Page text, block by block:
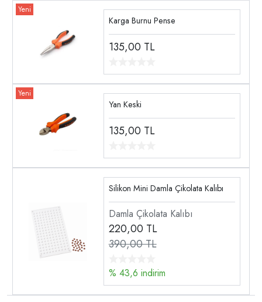
Karga Burnu Pense
135,00 TL
Yan Keski
135,00 TL
Silikon Mini Damla Çikolata Kalıbı
Damla Çikolata Kalıbı
220,00 TL
390,00 TL
% 43,6 indirim